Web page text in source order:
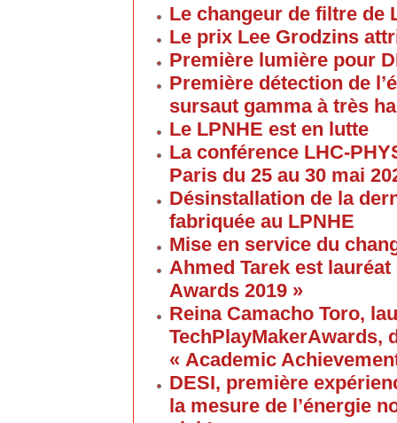
Le changeur de filtre de
Le prix Lee Grodzins
Première lumière pour
Première détection de
sursaut gamma à très
Le LPNHE est en lutte
La conférence LHC-
Paris du 25 au 30 mai
Désinstallation de la
fabriquée au LPNHE
Mise en service du
Ahmed Tarek est
Awards 2019 »
Reina Camacho Toro,
TechPlayMakerAwards,
« Academic
DESI, première
la mesure de l’énergie